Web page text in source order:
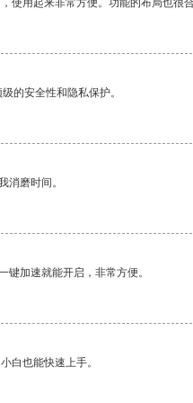
使用起来非常方便。功能的布局也很
的安全性和隐私保护。
消磨时间。
键加速就能开启，非常方便。
白也能快速上手。